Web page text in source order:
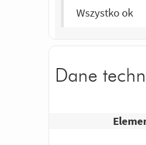
Wszystko ok
Dane